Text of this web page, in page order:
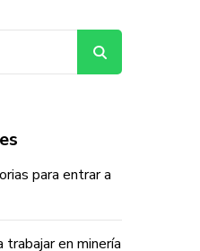
para entrar a
trabajar en minería